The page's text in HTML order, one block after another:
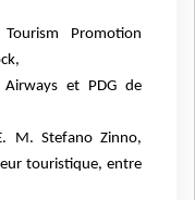
Promotion
Airways et PDG de
M. Stefano Zinno,
touristique, entre